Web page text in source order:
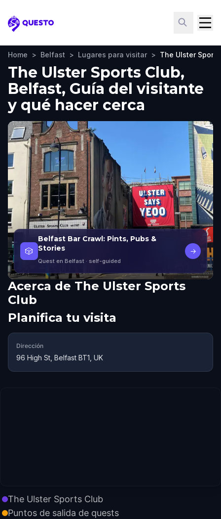
Questo
Home > Belfast > Lugares para visitar > The Ulster
The Ulster Sports Club,
Belfast, Guía del visitante
y qué hacer cerca
🎲
Belfast Bar Crawl: Pints, Pubs &
Stories
Quest en Belfast · self-guided
→
Acerca de The Ulster Sports
Club
Planifica tu visita
Dirección
96 High St, Belfast BT1, UK
The Ulster Sports Club
Puntos de salida de quests